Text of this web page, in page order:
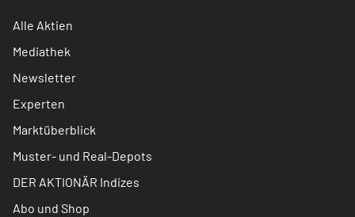
Alle Aktien
Mediathek
Newsletter
Experten
Marktüberblick
Muster- und Real-Depots
DER AKTIONÄR Indizes
Abo und Shop